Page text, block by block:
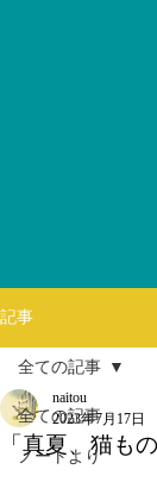
記事
全ての記事
ノートより
全ての記事
「真夏、猫も
naitou
2023年7月17日